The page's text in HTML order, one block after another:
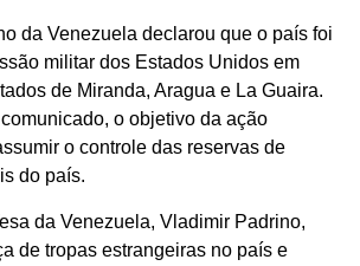
da Venezuela declarou que o país foi
militar dos Estados Unidos em
de Miranda, Aragua e La Guaira.
o objetivo da ação
o controle das reservas de
do país.
da Venezuela, Vladimir Padrino,
de tropas estrangeiras no país e